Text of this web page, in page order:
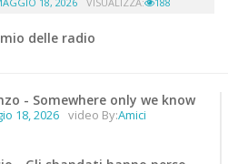
delle radio
- Somewhere only we know
18, 2026 video By:Amici